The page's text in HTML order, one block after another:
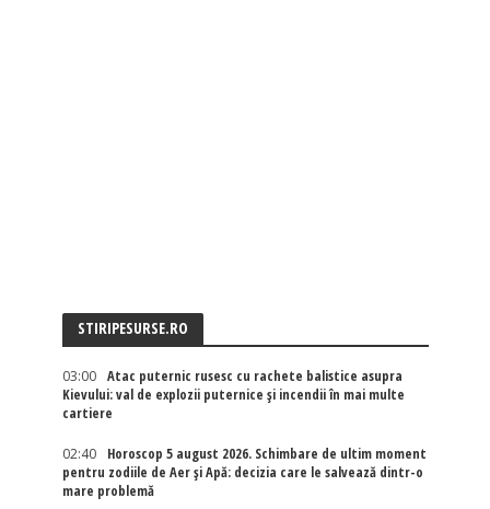
STIRIPESURSE.RO
03:00
Atac puternic rusesc cu rachete balistice asupra
Kievului: val de explozii puternice și incendii în mai multe
cartiere
02:40
Horoscop 5 august 2026. Schimbare de ultim moment
pentru zodiile de Aer și Apă: decizia care le salvează dintr-o
mare problemă